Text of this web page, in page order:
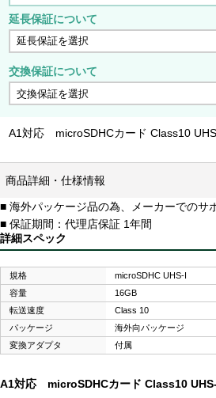
延長保証について
交換保証について
A1対応 microSDHCカード Class10
商品詳細・仕様情報
■ 海外パッケージ品の為、メーカーでのサ
■ 保証期間：代理店保証 1年間
詳細スペック
規格
microSDHC UHS-I
容量
16GB
転送速度
Class 10
パッケージ
海外向パッケージ
変換アダプタ
付属
A1対応 microSDHCカード Class10